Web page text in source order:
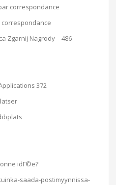
correspondance
Zgarnij Nagrody – 486
372
idГ©e?
saada-postimyynnissa-